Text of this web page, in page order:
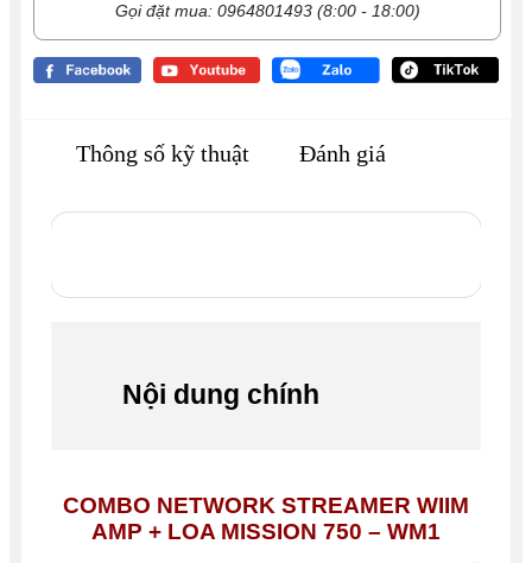
Gọi đặt mua: 0964801493 (8:00 - 18:00)
Thông số kỹ thuật Đánh giá
Nội dung chính
COMBO NETWORK STREAMER WIIM
AMP + LOA MISSION 750 – WM1